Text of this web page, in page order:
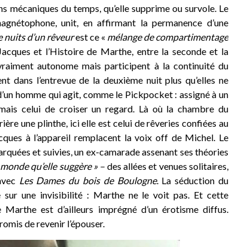
du temps, qu’elle supprime ou survole. Le
unit, en affirmant la permanence d’une
nuits d’un rêveurest ce « mélange de compartimentage
et l’Histoire de Marthe, entre la seconde et la
autonome mais participent à la continuité du
dans l’entrevue de la deuxième nuit plus qu’elles ne
homme qui agit, comme le Pickpocket : assigné à un
celui de croiser un regard. Là où la chambre du
une plinthe, ici elle est celui de rêveries confiées au
à l’appareil remplacent la voix off de Michel. Le
et suivies, un ex-camarade assenant ses théories
qu’elle suggère » – des allées et venues solitaires,
Les Dames du bois de Boulogne. La séduction du
sur une invisibilité : Marthe ne le voit pas. Et cette
est d’ailleurs imprégné d’un érotisme diffus.
de revenir l’épouser.